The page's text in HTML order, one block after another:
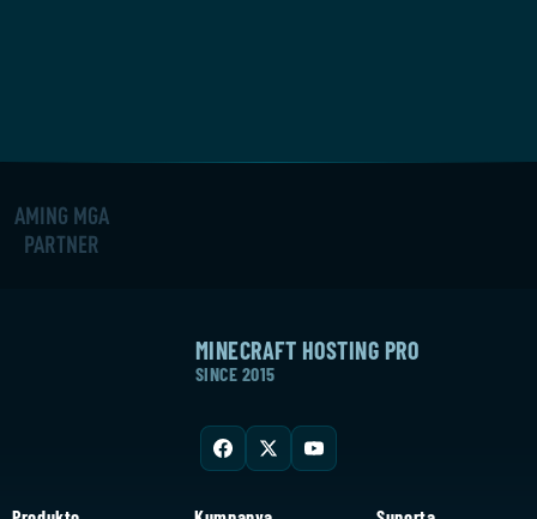
AMING MGA
PARTNER
MINECRAFT HOSTING PRO
SINCE 2015